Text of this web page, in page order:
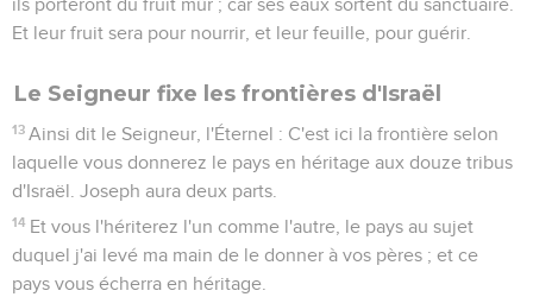
ils porteront du fruit mûr ; car ses eaux sortent du sanctuaire.
Et leur fruit sera pour nourrir, et leur feuille, pour guérir.
Le Seigneur fixe les frontières d'Israël
13 Ainsi dit le Seigneur, l'Éternel : C'est ici la frontière selon
laquelle vous donnerez le pays en héritage aux douze tribus
d'Israël. Joseph aura deux parts.
14 Et vous l'hériterez l'un comme l'autre, le pays au sujet
duquel j'ai levé ma main de le donner à vos pères ; et ce
pays vous écherra en héritage.